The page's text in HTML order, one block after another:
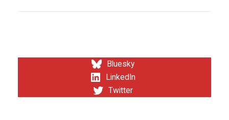
Bluesky
LinkedIn
Twitter